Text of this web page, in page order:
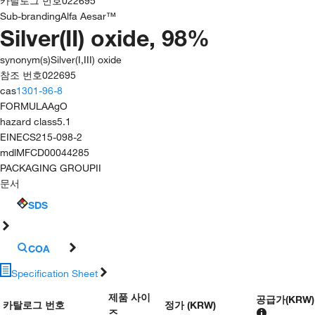
Sub-brandingAlfa Aesar™
Silver(II) oxide, 98%
synonym(s)Silver(I,III) oxide
참조 번호022695
cas1301-96-8
FORMULAAgO
hazard class5.1
EINECS215-098-2
mdlMFCD00044285
PACKAGING GROUPII
문서
SDS
COA
Specification Sheet
카탈로그 번호
제품 사이
즈
정가 (KRW) 공급가(KRW)